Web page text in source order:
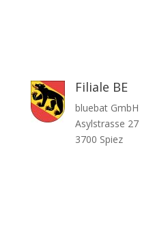
Filiale BE
bluebat GmbH
Asylstrasse 27
3700 Spiez